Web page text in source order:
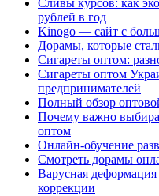
Сливы курсов: как
рублей в год
Kinogo — сайт с
Дорамы, которые
Сигареты оптом:
Сигареты оптом
предпринимателей
Полный обзор
Почему важно
оптом
Онлайн-обучение
Смотреть дорамы
Варусная
коррекции